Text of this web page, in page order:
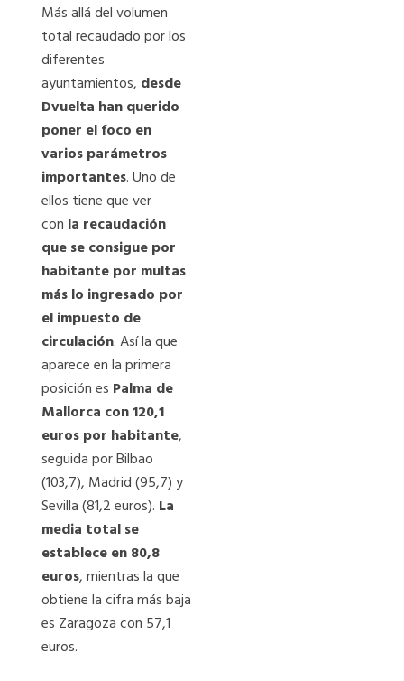
Más allá del volumen
total recaudado por los
diferentes
ayuntamientos, desde
Dvuelta han querido
poner el foco en
varios parámetros
importantes. Uno de
ellos tiene que ver
con la recaudación
que se consigue por
habitante por multas
más lo ingresado por
el impuesto de
circulación. Así la que
aparece en la primera
posición es Palma de
Mallorca con 120,1
euros por habitante,
seguida por Bilbao
(103,7), Madrid (95,7) y
Sevilla (81,2 euros). La
media total se
establece en 80,8
euros, mientras la que
obtiene la cifra más baja
es Zaragoza con 57,1
euros.